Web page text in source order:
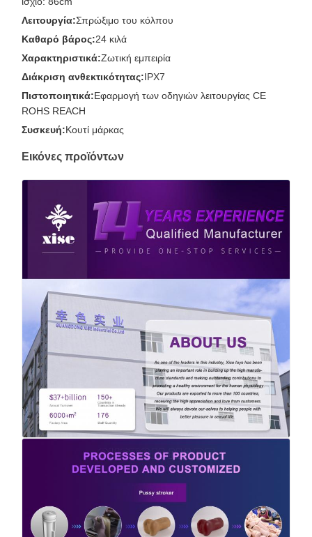
Λειτουργία:Σπρώξιμο του κόλπου
Καθαρό βάρος:24 κιλά
Χαρακτηριστικά:Ζωτική εμπειρία
Διάκριση ανθεκτικότητας:IPX7
Πιστοποιητικά:Εφαρμογή των οδηγιών λειτουργίας CE
ROHS REACH
Συσκευή:Κουτί μάρκας
Εικόνες προϊόντων